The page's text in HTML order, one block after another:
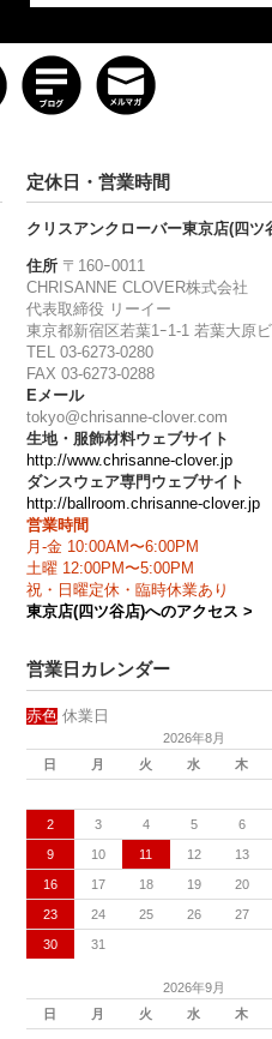
定休日・営業時間
クリスアンクローバー東京店(四ツ
住所〒160ｰ0011
CHRISANNE CLOVER株式会社
代表取締役 リーイー
東京都新宿区若葉1ｰ1-1 若葉大原
TEL 03-6273-0280
FAX 03-6273-0288
Eメール
tokyo@chrisanne-clover.com
生地・服飾材料ウェブサイト
http://www.chrisanne-clover.jp
ダンスウェア専門ウェブサイト
http://ballroom.chrisanne-clover.jp
営業時間
月-金 10:00AM〜6:00PM
土曜 12:00PM〜5:00PM
祝・日曜定休・臨時休業あり
東京店(四ツ谷店)へのアクセス >
営業日カレンダー
赤色休業日
2026年8月
日
月 火 水 木
2 3 4 5 6
9 10 11 12 13
16 17 18 19 20
23 24 25 26 27
30 31
2026年9月
日
月 火 水 木